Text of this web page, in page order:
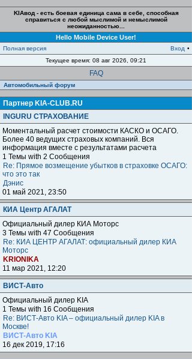
KIAвод - есть боевая единица сама в себе, способная
справиться с любой мыслимой и немыслимой
неожиданностью...
Hello Mobile Device User!
Полная версия Вход •
Текущее время: 08 авг 2026, 09:21
FAQ
Автомобильный форум
Партнер KIA-CLUB.RU
INGURU СТРАХОВАНИЕ
Моментальный расчет стоимости КАСКО и ОСАГО.
Более 40 ведущих страховых компаний. Вся
информация вместе с результатами расчета
1 Темы with 2 Сообщения
Re: Прямое возмещение убытков в страховке ОСАГО:
что это так
Дэнис
01 май 2021, 23:50
КИА Центр АГАЛАТ
Официальный дилер КИА Моторс
3 Темы with 47 Сообщения
Re: КИА ЦЕНТР АГАЛАТ: официальный дилер КИА
Моторс
KRIONIKA
11 мар 2021, 12:20
ВИСТ-Авто
Официальный дилер KIA
1 Темы with 16 Сообщения
Re: ВИСТ-Авто KIA – официальный дилер KIA в
Москве!
ВИСТ-Авто KIA
16 дек 2019, 17:16